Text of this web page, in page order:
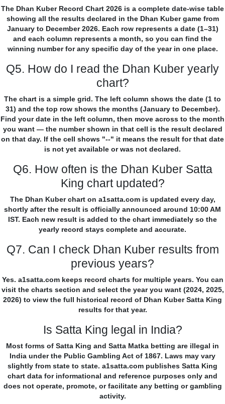
The Dhan Kuber Record Chart 2026 is a complete date-wise table
showing all the results declared in the Dhan Kuber game from
January to December 2026. Each row represents a date (1–31)
and each column represents a month, so you can find the
winning number for any specific day of the year in one place.
Q5. How do I read the Dhan Kuber yearly
chart?
The chart is a simple grid. The left column shows the date (1 to
31) and the top row shows the months (January to December).
Find your date in the left column, then move across to the month
you want — the number shown in that cell is the result declared
on that day. If the cell shows "--" it means the result for that date
is not yet available or was not declared.
Q6. How often is the Dhan Kuber Satta
King chart updated?
The Dhan Kuber chart on a1satta.com is updated every day,
shortly after the result is officially announced around 10:00 AM
IST. Each new result is added to the chart immediately so the
yearly record stays complete and accurate.
Q7. Can I check Dhan Kuber results from
previous years?
Yes. a1satta.com keeps record charts for multiple years. You can
visit the charts section and select the year you want (2024, 2025,
2026) to view the full historical record of Dhan Kuber Satta King
results for that year.
Is Satta King legal in India?
Most forms of Satta King and Satta Matka betting are illegal in
India under the Public Gambling Act of 1867. Laws may vary
slightly from state to state. a1satta.com publishes Satta King
chart data for informational and reference purposes only and
does not operate, promote, or facilitate any betting or gambling
activity.